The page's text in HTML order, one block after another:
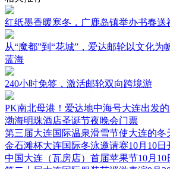
红纸墨香暖寒冬，广鹿岛镇举办书春送
从“魔都”到“花城”，爱达邮轮以文化为
蓝海
240小时免签，激活邮轮双向跨境游
PK南北母港！爱达地中海号大连出发
渤海明珠酒店圣诞节夜晚会门票
第三届大连国际温泉滑雪节使大连的冬
金石滩杯大连国际冬泳邀请赛10月10日
中国大连（瓦房店）首届苹果节10月10